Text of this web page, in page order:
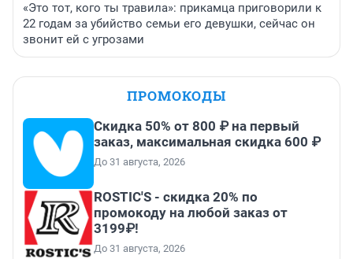
«Это тот, кого ты травила»: прикамца приговорили к
22 годам за убийство семьи его девушки, сейчас он
звонит ей с угрозами
ПРОМОКОДЫ
Скидка 50% от 800 ₽ на первый
заказ, максимальная скидка 600 ₽
До 31 августа, 2026
ROSTIC'S - скидка 20% по
промокоду на любой заказ от
3199₽!
До 31 августа, 2026